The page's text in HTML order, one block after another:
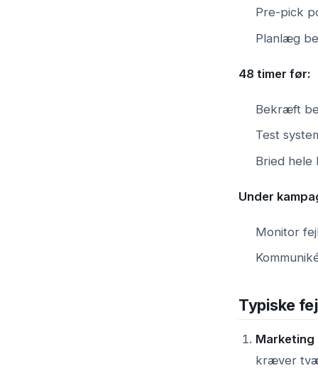
Pre-pick
Planlæg
48 timer før:
Bekræft
Test
Bried hele
Under
Monitor
Typiske
Marketing
kræver